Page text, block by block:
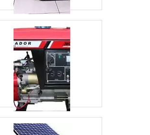
chance de ocorrerem falhas em
empresa locadora ficará
oferecer suporte ao cliente, 24
os sete dias da semana.Para
vantagens, é primordial
empresa especializada no
que trabalhe com geradores
com tecnologia de ponta,
superar as expectativas dos
a contratação de seus
eles diários, mensais ou